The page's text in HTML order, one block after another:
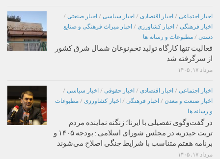
اخبار اجتماعی / اخبار اقتصادی / اخبار سیاسی / اخبار صنعتی /
اخبار فرهنگی / اخبار کشاورزی / اخبار میراث فرهنگی و صنایع
دستی / مطبوعات و رسانه ها
فعالیت تنها کارگاه تولید تخم‌نوغان شمال شرق کشور
از سرگرفته شد
مرداد ۱۷, ۱۴۰۵
اخبار اجتماعی / اخبار اقتصادی / اخبار حقوقی / اخبار سیاسی /
اخبار صنعت و معدن / اخبار فرهنگی / اخبار کشاورزی / مطبوعات
و رسانه ها
در گفت‌وگوی تفصیلی با ایرنا؛ زنگنه نماینده مردم
تربت حیدریه در مجلس شورای اسلامی : بودجه ۱۴۰۵ و
برنامه هفتم متناسب با شرایط جنگی اصلاح می‌شوند
مرداد ۱۷, ۱۴۰۵